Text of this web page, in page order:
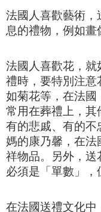
法國人喜歡藝術，
息的禮物，例如畫
法國人喜歡花，就
禮時，要特別注意
如菊花等，在法國
常用在葬禮上，其
有的悲戚、有的不
媽的康乃馨，在法
祥物品。
另外，送
必須是「單數」，
在法國送禮文化中